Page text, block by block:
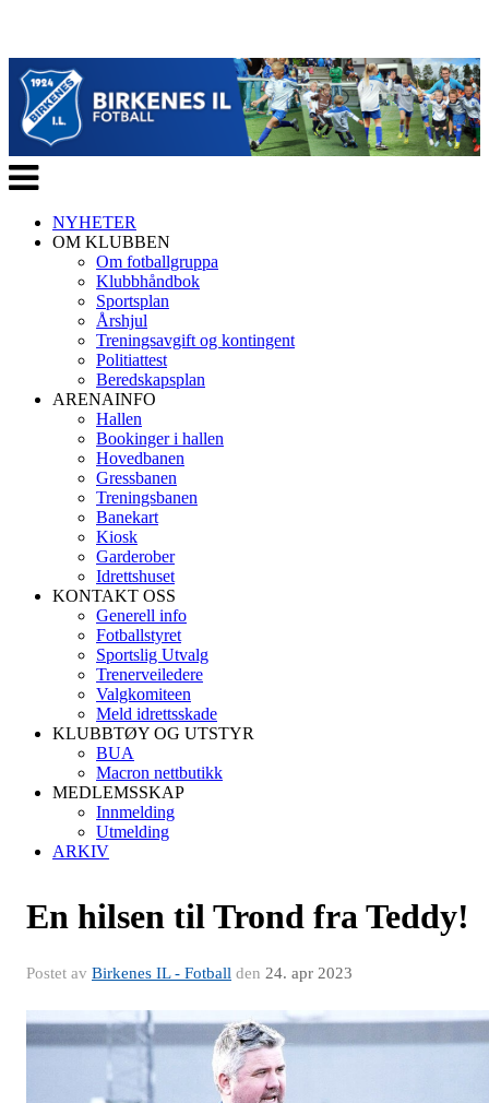
Veksle
navigasjon
NYHETER
OM KLUBBEN
Om fotballgruppa
Klubbhåndbok
Sportsplan
Årshjul
Treningsavgift og kontingent
Politiattest
Beredskapsplan
ARENAINFO
Hallen
Bookinger i hallen
Hovedbanen
Gressbanen
Treningsbanen
Banekart
Kiosk
Garderober
Idrettshuset
KONTAKT OSS
Generell info
Fotballstyret
Sportslig Utvalg
Trenerveiledere
Valgkomiteen
Meld idrettsskade
KLUBBTØY OG UTSTYR
BUA
Macron nettbutikk
MEDLEMSSKAP
Innmelding
Utmelding
ARKIV
En hilsen til Trond fra Teddy!
Postet av Birkenes IL - Fotball den 24. apr 2023